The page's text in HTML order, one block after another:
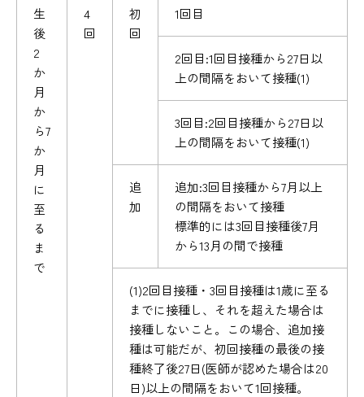
生
後
2
か
月
か
ら7
か
月
に
至
る
ま
で
4
回
初
回
1回目
2回目:1回目接種から27日以
上の間隔をおいて接種(1)
3回目:2回目接種から27日以
上の間隔をおいて接種(1)
追
加
追加:3回目接種から7月以上
の間隔をおいて接種
標準的には3回目接種後7月
から13月の間で接種
(1)2回目接種・3回目接種は1歳に至る
までに接種し、それを超えた場合は
接種しないこと。この場合、追加接
種は可能だが、初回接種の最後の接
種終了後27日(医師が認めた場合は20
日)以上の間隔をおいて1回接種。